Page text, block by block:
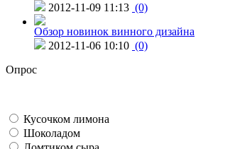
2012-11-09 11:13 (0)
Обзор новинок винного дизайна
2012-11-06 10:10 (0)
Опрос
Кусочком лимона
Шоколадом